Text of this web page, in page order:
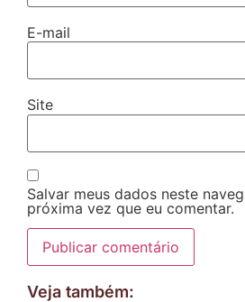
E-mail
Site
Salvar meus dados neste
próxima vez que eu comentar.
Veja também: